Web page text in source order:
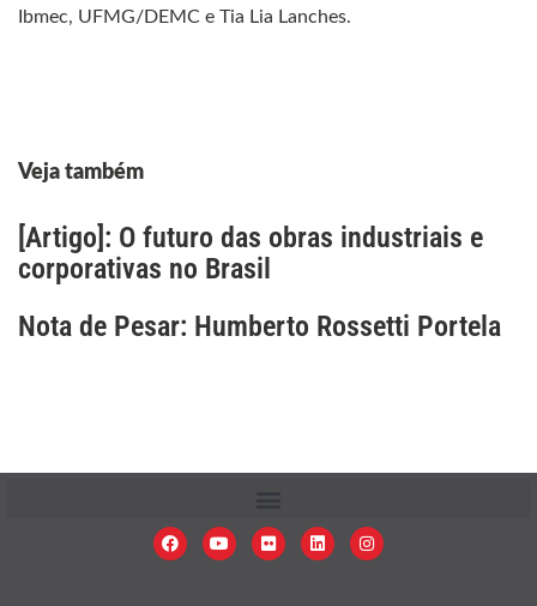
Ibmec, UFMG/DEMC e Tia Lia Lanches.
Veja também
[Artigo]: O futuro das obras industriais e
corporativas no Brasil
Nota de Pesar: Humberto Rossetti Portela